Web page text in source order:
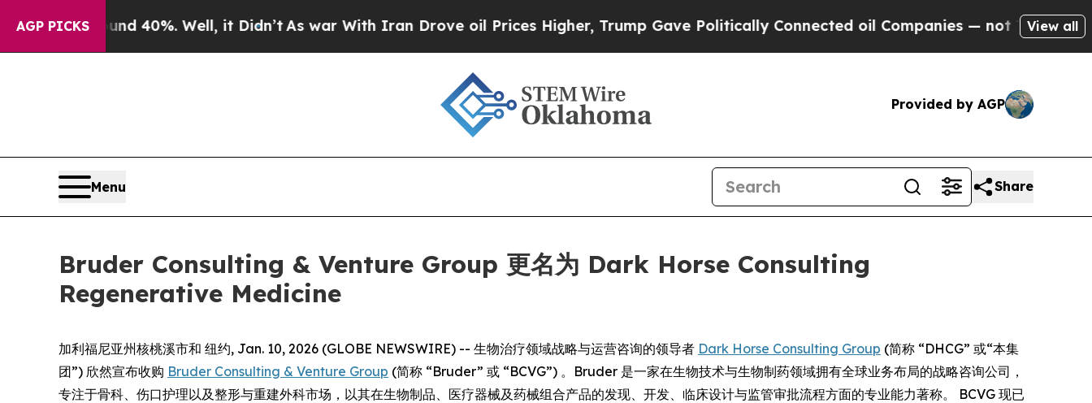
AGP PICKS
Around 40%. Well, it Didn’tAs war With Iran Drove oil Prices Higher, Trump Gave Politically Connected oil Companies — not Taxpayers —
View all
Provided by AGP
Menu Share
Bruder Consulting & Venture Group 更名为 Dark Horse Consulting
Regenerative Medicine
加利福尼亚州核桃溪市和 纽约, Jan. 10, 2026 (GLOBE NEWSWIRE) -- 生物治疗领域战略与运营咨询的领导者 Dark Horse Consulting Group (简称 “DHCG” 或“本集
团”) 欣然宣布收购 Bruder Consulting & Venture Group (简称 “Bruder” 或 “BCVG”) 。Bruder 是一家在生物技术与生物制药领域拥有全球业务布局的战略咨询公司，
专注于骨科、伤口护理以及整形与重建外科市场，以其在生物制品、医疗器械及药械组合产品的发现、开发、临床设计与监管审批流程方面的专业能力著称。 BCVG 现已